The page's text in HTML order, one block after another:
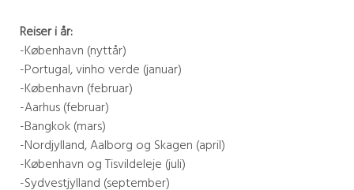
Reiser i år:
-København (nyttår)
-Portugal, vinho verde (januar)
-København (februar)
-Aarhus (februar)
-Bangkok (mars)
-Nordjylland, Aalborg og Skagen (april)
-København og Tisvildeleje (juli)
-Sydvestjylland (september)